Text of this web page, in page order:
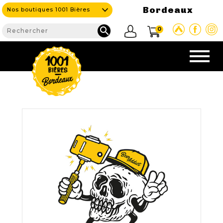
Nos boutiques 1001 Bières Bordeaux
 0

NOS PRODUITS
Nouveautés
Nos Bières